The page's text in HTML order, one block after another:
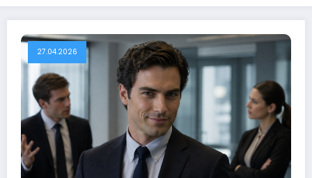
27.04.2026